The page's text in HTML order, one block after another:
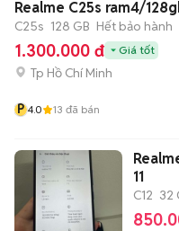
Realme C25s ram4/
C25s 128 GB Hết bảo hành
1.300.000 đ Giá tốt
Tp Hồ Chí Minh
P 4.0 13 đã bán
11
C12 32